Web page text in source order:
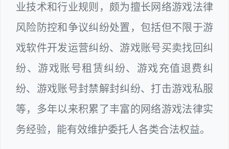
业技术和行业规则，颇为擅长网络游戏法律
风险防控和争议纠纷处置，包括但不限于游
戏软件开发运营纠纷、游戏账号买卖找回纠
纷、游戏账号租赁纠纷、游戏充值退费纠
纷、游戏账号封禁解封纠纷、打击游戏私服
等，多年以来积累了丰富的网络游戏法律实
务经验，能有效维护委托人各类合法权益。